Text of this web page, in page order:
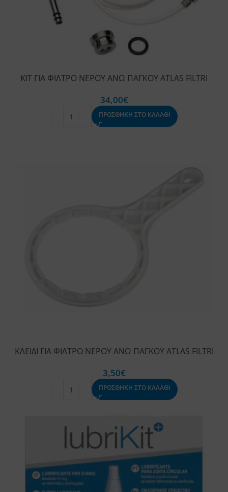
ΚΙΤ ΓΙΑ ΦΙΛΤΡΟ ΝΕΡΟΥ ΑΝΩ ΠΑΓΚΟΥ ATLAS FILTRI
34,00€
ΠΡΟΣΘΗΚΗ ΣΤΟ ΚΑΛΑΘΙ
ΚΛΕΙΔΙ ΓΙΑ ΦΙΛΤΡΟ ΝΕΡΟΥ ΑΝΩ ΠΑΓΚΟΥ ATLAS FILTRI
3,50€
ΠΡΟΣΘΗΚΗ ΣΤΟ ΚΑΛΑΘΙ